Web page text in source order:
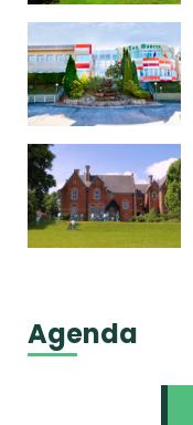
Agenda